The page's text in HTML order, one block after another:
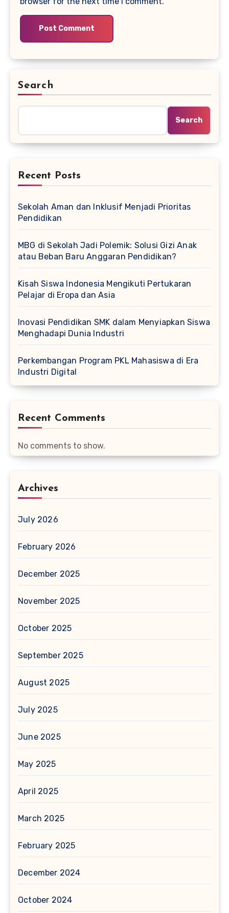
Search
Search
Recent Posts
Sekolah Aman dan Inklusif Menjadi Prioritas
Pendidikan
MBG di Sekolah Jadi Polemik: Solusi Gizi Anak
atau Beban Baru Anggaran Pendidikan?
Kisah Siswa Indonesia Mengikuti Pertukaran
Pelajar di Eropa dan Asia
Inovasi Pendidikan SMK dalam Menyiapkan Siswa
Menghadapi Dunia Industri
Perkembangan Program PKL Mahasiswa di Era
Industri Digital
Recent Comments
No comments to show.
Archives
July 2026
February 2026
December 2025
November 2025
October 2025
September 2025
August 2025
July 2025
June 2025
May 2025
April 2025
March 2025
February 2025
December 2024
October 2024